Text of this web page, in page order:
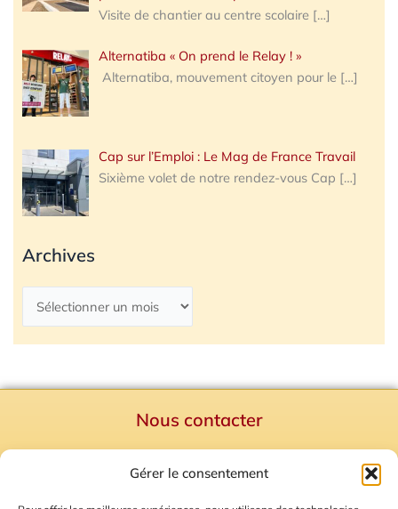
Gérer le consentement
Visite de chantier au centre scolaire […]
Alternatiba « On prend le Relay ! »
Alternatiba, mouvement citoyen pour le […]
Cap sur l’Emploi : Le Mag de France Travail
Sixième volet de notre rendez-vous Cap […]
Archives
Nous contacter
Mentions Légales
Plan du site